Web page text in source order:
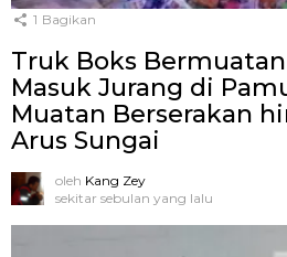
1 Bagikan
Truk Boks
Masuk Jurang di
Muatan Berserakan
Arus Sungai
oleh Kang Zey
sekitar sebulan yang lalu